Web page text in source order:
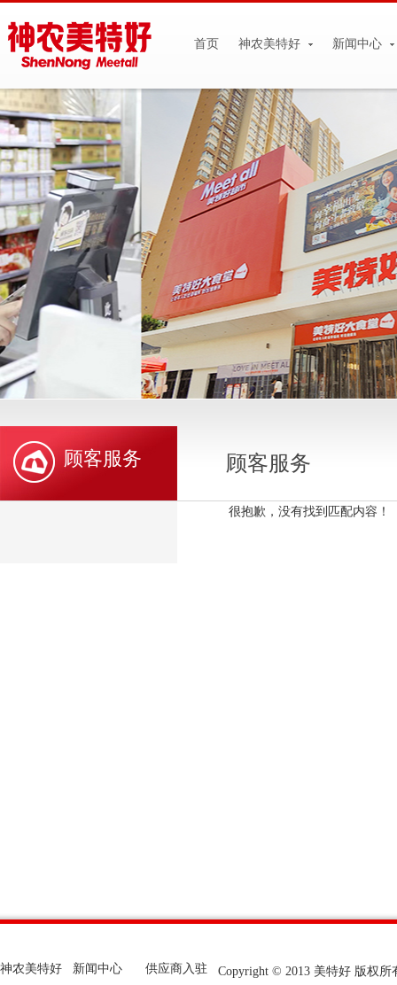
首页 神农美特好 新闻中心
顾客服务 顾客服务
很抱歉，没有找到匹配内容！
神农美特好 新闻中心 供应商入驻
Copyright © 2013 美特好 版权